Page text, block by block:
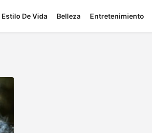
Estilo De Vida Belleza Entretenimiento